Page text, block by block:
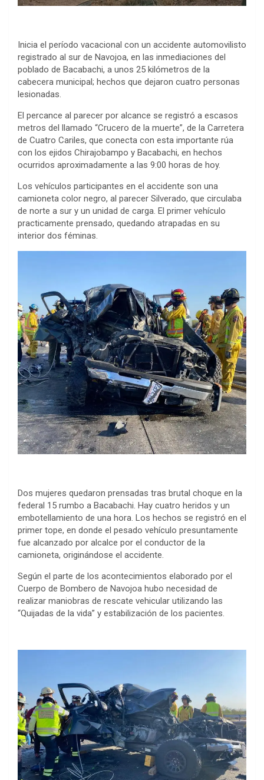
Inicia el período vacacional con un accidente automovilisto
registrado al sur de Navojoa, en las inmediaciones del
poblado de Bacabachi, a unos 25 kilómetros de la
cabecera municipal; hechos que dejaron cuatro personas
lesionadas.
El percance al parecer por alcance se registró a escasos
metros del llamado “Crucero de la muerte”, de la Carretera
de Cuatro Cariles, que conecta con esta importante rúa
con los ejidos Chirajobampo y Bacabachi, en hechos
ocurridos aproximadamente a las 9:00 horas de hoy.
Los vehículos participantes en el accidente son una
camioneta color negro, al parecer Silverado, que circulaba
de norte a sur y un unidad de carga. El primer vehículo
practicamente prensado, quedando atrapadas en su
interior dos féminas.
Dos mujeres quedaron prensadas tras brutal choque en la
federal 15 rumbo a Bacabachi. Hay cuatro heridos y un
embotellamiento de una hora. Los hechos se registró en el
primer tope, en donde el pesado vehículo presuntamente
fue alcanzado por alcalce por el conductor de la
camioneta, originándose el accidente.
Según el parte de los acontecimientos elaborado por el
Cuerpo de Bombero de Navojoa hubo necesidad de
realizar maniobras de rescate vehicular utilizando las
“Quijadas de la vida” y estabilización de los pacientes.